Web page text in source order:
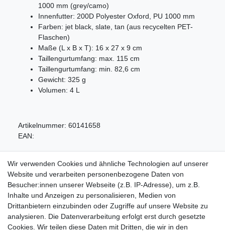
1000 mm (grey/camo)
Innenfutter: 200D Polyester Oxford, PU 1000 mm
Farben: jet black, slate, tan (aus recycelten PET-
Flaschen)
Maße (L x B x T): 16 x 27 x 9 cm
Taillengurtumfang: max. 115 cm
Taillengurtumfang: min. 82,6 cm
Gewicht: 325 g
Volumen: 4 L
Artikelnummer: 60141658
EAN:
Wir verwenden Cookies und ähnliche Technologien auf unserer
Website und verarbeiten personenbezogene Daten von
Besucher:innen unserer Webseite (z.B. IP-Adresse), um z.B.
Inhalte und Anzeigen zu personalisieren, Medien von
Drittanbietern einzubinden oder Zugriffe auf unsere Website zu
analysieren. Die Datenverarbeitung erfolgt erst durch gesetzte
Cookies. Wir teilen diese Daten mit Dritten, die wir in den
Service
Zahlungarten
Versandkosten